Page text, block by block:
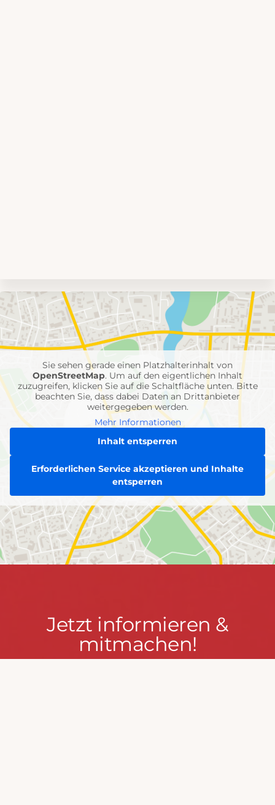
Umgebungskarte
mit
Feuerwehr-
Einheiten
Sie sehen gerade einen Platzhalterinhalt von
OpenStreetMap. Um auf den eigentlichen Inhalt
zuzugreifen, klicken Sie auf die Schaltfläche unten. Bitte
beachten Sie, dass dabei Daten an Drittanbieter
weitergegeben werden.
Mehr Informationen
Inhalt entsperren
Erforderlichen Service akzeptieren und Inhalte
entsperren
Jetzt
informieren
&
Jetzt informieren &
mitmachen!